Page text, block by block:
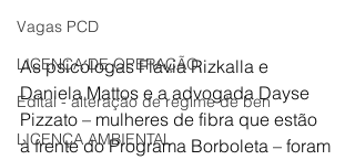
Vagas PCD
LICENÇA DE OPERAÇÃO
Edital - alteração de regime de ben
LICENÇA AMBIENTAL
As psicólogas Flávia Rizkalla e
Daniela Mattos e a advogada Dayse
Pizzato – mulheres de fibra que estão
à frente do Programa Borboleta – foram